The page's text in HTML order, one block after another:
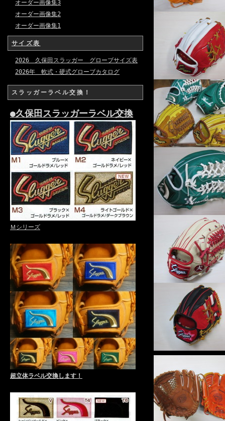
オーダー画像集3
オーダー画像集2
オーダー画像集1
サイズ表
2026 久保田スラッガー グローブサイズ表
2026年 軟式・硬式グローブカタログ
スラッガーラベル交換！
●久保田スラッガーラベル交換
Ｍシリーズ
超立体ラベル交換します！